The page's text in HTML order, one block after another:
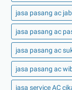
jasa pasang ac
jasa pasang ac
jasa pasang ac
jasa pasang ac
jasa service AC